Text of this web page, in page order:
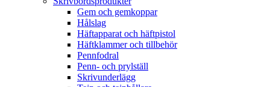
Gem och gemkoppar
Hålslag
Häftapparat och häftpistol
Häftklammer och tillbehör
Pennfodral
Penn- och prylställ
Skrivunderlägg